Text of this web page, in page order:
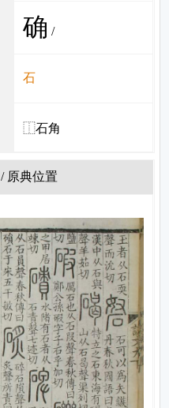
确 /
石
⿰石角
原典位置